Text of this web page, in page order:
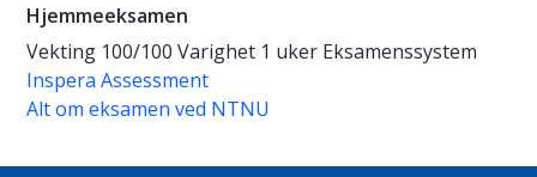
Hjemmeeksamen
Vekting 100/100 Varighet 1 uker Eksamenssystem
Inspera Assessment
Alt om eksamen ved NTNU